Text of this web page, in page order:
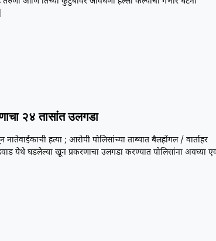
२४ तासांत उलगडा
नातेवाईकाची हत्या ; आरोपी पोलिसांच्या ताब्यात बैलहोंगल / वार्ताहर
येथे घडलेल्या खून प्रकरणाचा उलगडा करण्यात पोलिसांना अवघ्या